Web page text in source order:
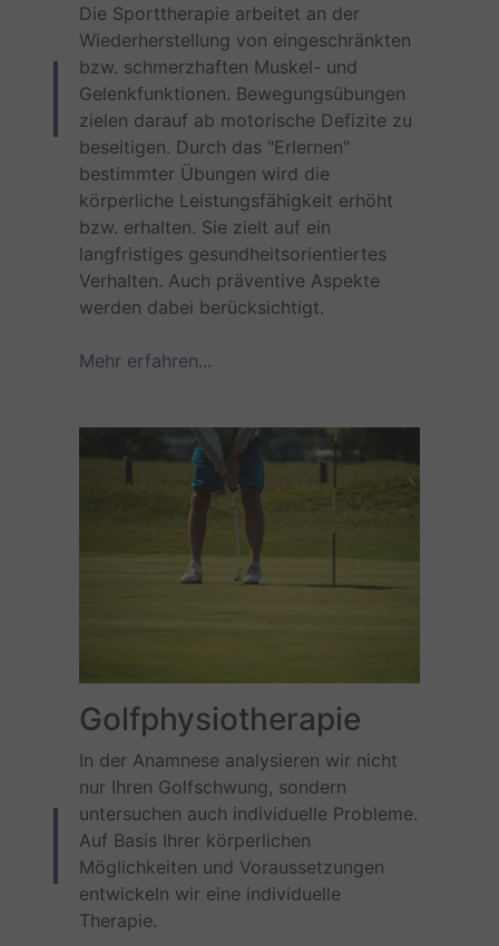
Die Sporttherapie arbeitet an der
Wiederherstellung von eingeschränkten
bzw. schmerzhaften Muskel- und
Gelenkfunktionen. Bewegungsübungen
zielen darauf ab motorische Defizite zu
beseitigen. Durch das "Erlernen"
bestimmter Übungen wird die
körperliche Leistungsfähigkeit erhöht
bzw. erhalten. Sie zielt auf ein
langfristiges gesundheitsorientiertes
Verhalten. Auch präventive Aspekte
werden dabei berücksichtigt.
Mehr erfahren...
Golfphysiotherapie
In der Anamnese analysieren wir nicht
nur Ihren Golfschwung, sondern
untersuchen auch individuelle Probleme.
Auf Basis Ihrer körperlichen
Möglichkeiten und Voraussetzungen
entwickeln wir eine individuelle
Therapie.